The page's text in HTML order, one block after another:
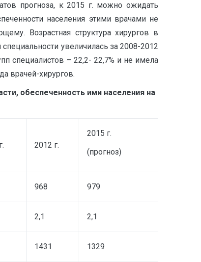
прогноза, к 2015 г. можно ожидать
населения этими врачами не
Возрастная структура хирургов в
увеличилась за 2008-2012
специалистов – 22,2- 22,7% и не имела
врачей-хирургов.
обеспеченность ими населения на
2012 г.
2015 г.
(прогноз)
968 979
2,1 2,1
1431 1329